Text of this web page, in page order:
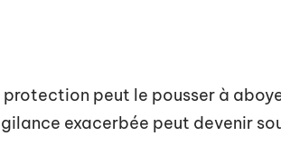
protection peut le pousser à
exacerbée peut devenir